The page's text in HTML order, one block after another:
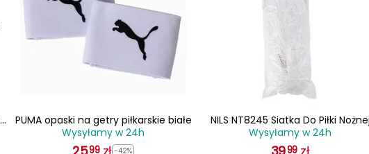
PUMA opaski na getry piłkarskie białe
Wysyłamy w 24h
99 -42%
NILS NT8245 Siatka Do Piłki
2450X1550X800
Wysyłamy w 24h
99